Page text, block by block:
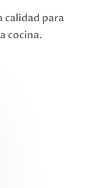
calidad para
cocina.